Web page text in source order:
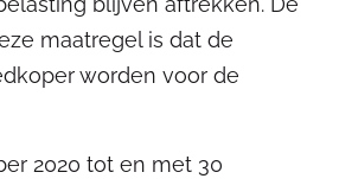
maatregel is dat de
worden voor de
2020 tot en met 30